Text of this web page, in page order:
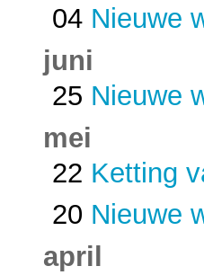
04 Nieuwe
juni
25 Nieuwe
mei
22 Ketting
20 Nieuwe
april